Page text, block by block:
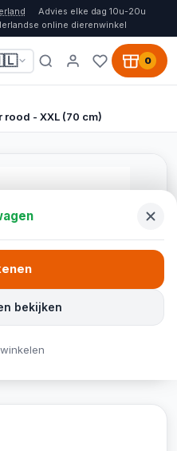
Advies elke dag 10u-20u
online dierenwinkel
0
- XXL (70 cm)
bekijken